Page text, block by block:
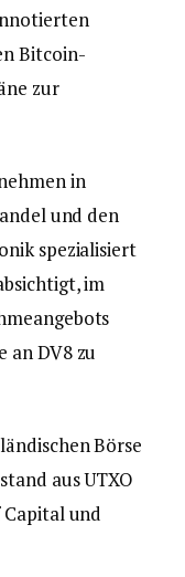
Bitcoin-
zur
in
und den
spezialisiert
im
an DV8 zu
Börse
aus UTXO
und